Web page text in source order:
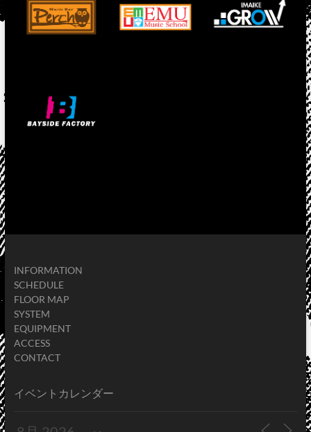
INFORMATION
SCHEDULE
FLOOR MAP
SYSTEM
EQUIPMENT
ACCESS
CONTACT
イベントカレンダー